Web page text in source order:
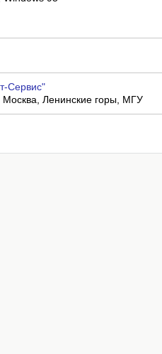
Сервис"
Москва, Ленинские горы, МГУ